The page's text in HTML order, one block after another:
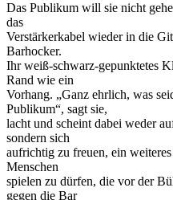
Das Publikum will sie nicht
das
Verstärkerkabel wieder in die
Barhocker.
Ihr weiß-schwarz-gepunktetes
Rand wie ein
Vorhang. „Ganz ehrlich, was
Publikum“, sagt sie,
lacht und scheint dabei weder
sondern sich
aufrichtig zu freuen, ein
Menschen
spielen zu dürfen, die vor der
gegen die Bar